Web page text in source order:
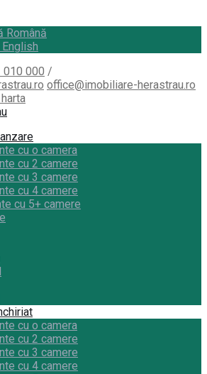
Română
English
010 000 /
office@imobiliare-herastrau.ro
cu o camera
cu 2 camere
cu 3 camere
cu 4 camere
cu 5+ camere
cu o camera
cu 2 camere
cu 3 camere
cu 4 camere